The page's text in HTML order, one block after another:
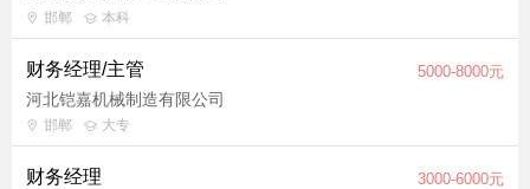
邯郸 本科
财务经理/主管 5000-8000元
河北铠嘉机械制造有限公司
邯郸 大专
财务经理 3000-6000元